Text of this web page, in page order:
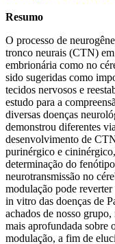
Resumo
O processo de
tronco neurais (CTN)
embrionária como no
sido sugeridas como
tecidos nervosos e
estudo para a
diversas doenças
demonstrou diferentes
desenvolvimento de
purinérgico e
determinação do
neurotransmissão no
modulação pode
in vitro das doenças de
achados de nosso
mais aprofundada sobre
modulação, a fim de